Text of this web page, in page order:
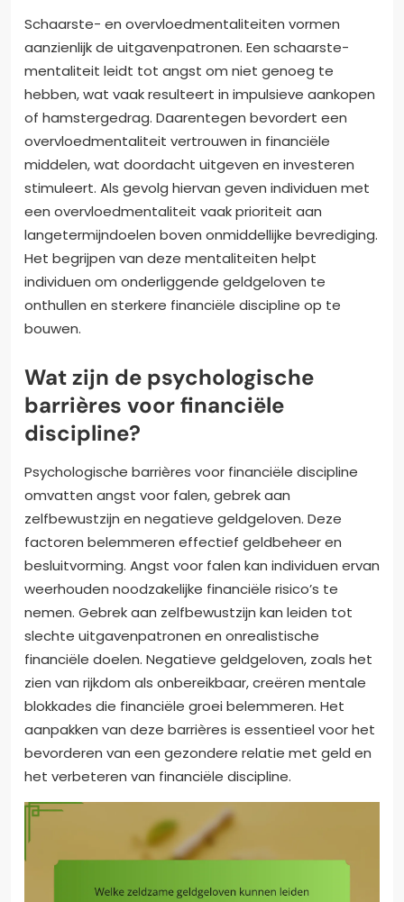
Schaarste- en overvloedmentaliteiten vormen
aanzienlijk de uitgavenpatronen. Een schaarste-
mentaliteit leidt tot angst om niet genoeg te
hebben, wat vaak resulteert in impulsieve aankopen
of hamstergedrag. Daarentegen bevordert een
overvloedmentaliteit vertrouwen in financiële
middelen, wat doordacht uitgeven en investeren
stimuleert. Als gevolg hiervan geven individuen met
een overvloedmentaliteit vaak prioriteit aan
langetermijndoelen boven onmiddellijke bevrediging.
Het begrijpen van deze mentaliteiten helpt
individuen om onderliggende geldgeloven te
onthullen en sterkere financiële discipline op te
bouwen.
Wat zijn de psychologische
barrières voor financiële
discipline?
Psychologische barrières voor financiële discipline
omvatten angst voor falen, gebrek aan
zelfbewustzijn en negatieve geldgeloven. Deze
factoren belemmeren effectief geldbeheer en
besluitvorming. Angst voor falen kan individuen ervan
weerhouden noodzakelijke financiële risico’s te
nemen. Gebrek aan zelfbewustzijn kan leiden tot
slechte uitgavenpatronen en onrealistische
financiële doelen. Negatieve geldgeloven, zoals het
zien van rijkdom als onbereikbaar, creëren mentale
blokkades die financiële groei belemmeren. Het
aanpakken van deze barrières is essentieel voor het
bevorderen van een gezondere relatie met geld en
het verbeteren van financiële discipline.